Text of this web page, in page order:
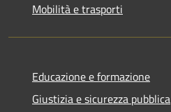
Mobilità e trasporti
Educazione e formazione
Giustizia e sicurezza pubblica